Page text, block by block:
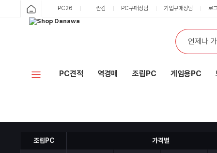
PC26 싼컴 PC구매상담 기업구매상담 로
통
합
검
색
검
색
PC견적 역경매 조립PC 게임용PC
조립PC 가격별